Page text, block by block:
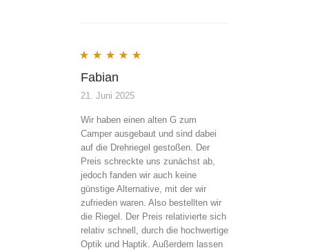
Bewertet mit
Fabian
21. Juni 2025
Wir haben einen alten G zum
Camper ausgebaut und sind dabei
auf die Drehriegel gestoßen. Der
Preis schreckte uns zunächst ab,
jedoch fanden wir auch keine
günstige Alternative, mit der wir
zufrieden waren. Also bestellten wir
die Riegel. Der Preis relativierte sich
relativ schnell, durch die hochwertige
Optik und Haptik. Außerdem lassen